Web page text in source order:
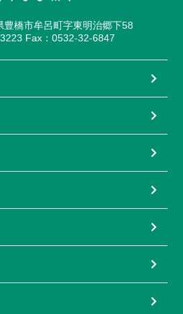
豊橋市牟呂町字東明治郷下58
Fax：0532-32-6847